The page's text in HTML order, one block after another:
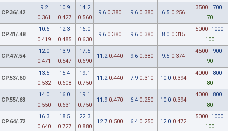
CP.36/.42
9.2
0.361
10.9
0.427
14.2
0.560
9.6 0.380 9.6 0.380 6.5 0.256
3500
700
70
CP.41/.48
10.6
0.419
12.3
0.485
16.0
0.630
9.6 0.380 9.6 0.380 8.0 0.315
5000
1000
100
CP.47/.54
12.0
0.471
13.9
0.547
17.5
0.690
11.2 0.440 9.6 0.380 9.5 0.374
4500
900
90
CP.53/.60
13.5
0.532
15.4
0.608
19.1
0.750
11.2 0.440 7.9 0.310 10.0 0.394
4000
800
80
CP.55/.63
14.0
0.550
16.0
0.631
19.1
0.750
11.9 0.470 6.4 0.250 10.0 0.394
4000
800
80
CP.64/.72
16.3
0.640
18.5
0.727
22.3
0.880
12.7 0.500 6.4 0.250 12.0 0.472
5000
1000
100